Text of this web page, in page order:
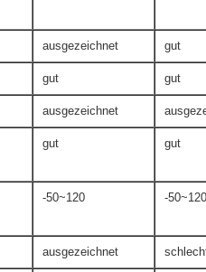
ausgezeichnet gut
gut gut
ausgezeichnet
gut gut
-50~120 -50~120
ausgezeichnet